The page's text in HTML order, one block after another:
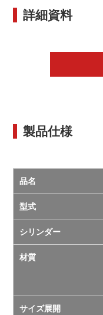
詳細資料
製品仕様
品名
型式
シリンダー
材質
サイズ展開